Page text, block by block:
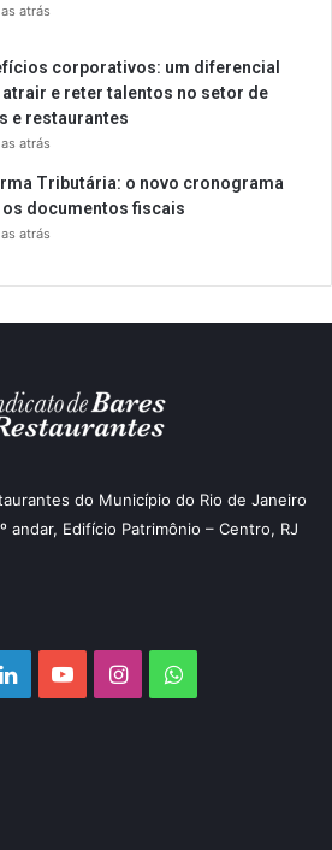
atrás
corporativos: um diferencial
atrair e reter talentos no setor de
e restaurantes
atrás
Tributária: o novo cronograma
os documentos fiscais
atrás
do Município do Rio de Janeiro
andar, Edifício Patrimônio – Centro, RJ
LinkedinYouTubeInstagramWhatsApp